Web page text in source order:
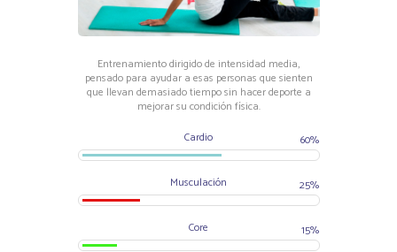
Entrenamiento dirigido de intensidad media,
pensado para ayudar a esas personas que sienten
que llevan demasiado tiempo sin hacer deporte a
mejorar su condición física.
Cardio
60%
Musculación 25%
Core 15%